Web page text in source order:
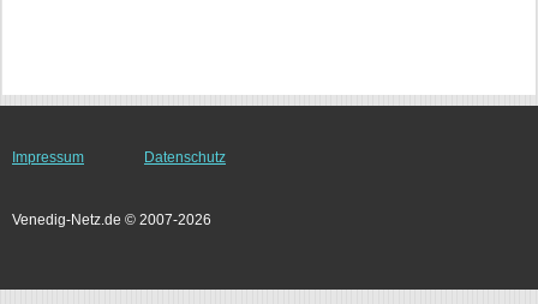
Impressum Datenschutz
Venedig-Netz.de © 2007-2026